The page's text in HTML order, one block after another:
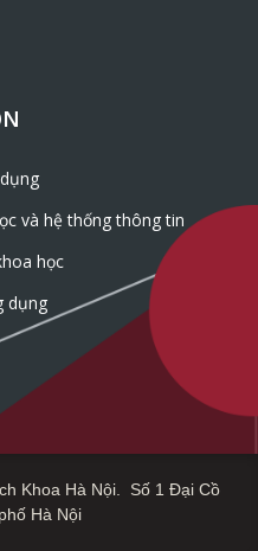
và hệ thống thông tin
học
dụng
Khoa Hà Nội. Số 1 Đại Cồ
Hà Nội